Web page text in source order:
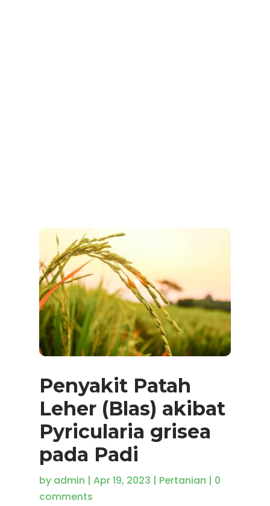
Penyakit Patah
Leher (Blas) akibat
Pyricularia grisea
pada Padi
by admin | Apr 19, 2023 | Pertanian | 0
comments